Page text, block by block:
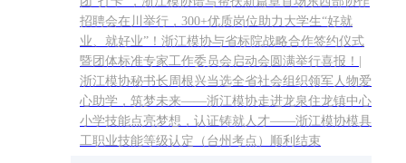
招聘会在川举行，300+优质岗位助力大学生“好就
业、就好业”！浙江模协与省标院战略合作签约仪式
暨团体标准专家工作委员会启动会圆满举行喜报！|
浙江模协秘书长周根兴当选全省社会组织领军人物爱
心助学，筑梦未来——浙江模协走进龙泉住龙镇中心
小学技能点亮梦想，认证铸就人才——浙江模协模具
工职业技能等级认定（台州考点）顺利结束